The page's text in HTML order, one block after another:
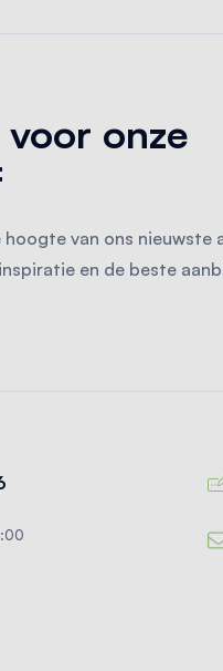
onze
van ons nieuwste
en de beste